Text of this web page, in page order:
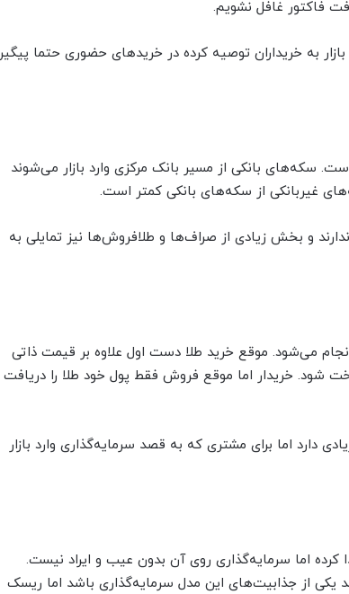
فاکتور غافل نشویم.
به خریداران توصیه کرده در خریدهای حضوری حتما پیگیر
سکه‌های بانکی از مسیر بانک مرکزی وارد بازار می‌شوند
غیربانکی از سکه‌های بانکی کمتر است.
و بخش زیادی از صراف‌ها و طلافروش‌ها نیز تمایلی به
می‌شود. موقع خرید طلا دست اول علاوه بر قیمت ذاتی
شود. خریدار اما موقع فروش فقط پول خود طلا را دریافت
اما برای مشتری که به قصد سرمایه‌گذاری وارد بازار
کرده اما سرمایه‌گذاری روی آن بدون عیب و ایراد نیست.
یکی از جذابیت‌های این مدل سرمایه‌گذاری باشد اما ریسک